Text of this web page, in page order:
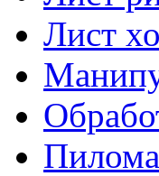
Лист